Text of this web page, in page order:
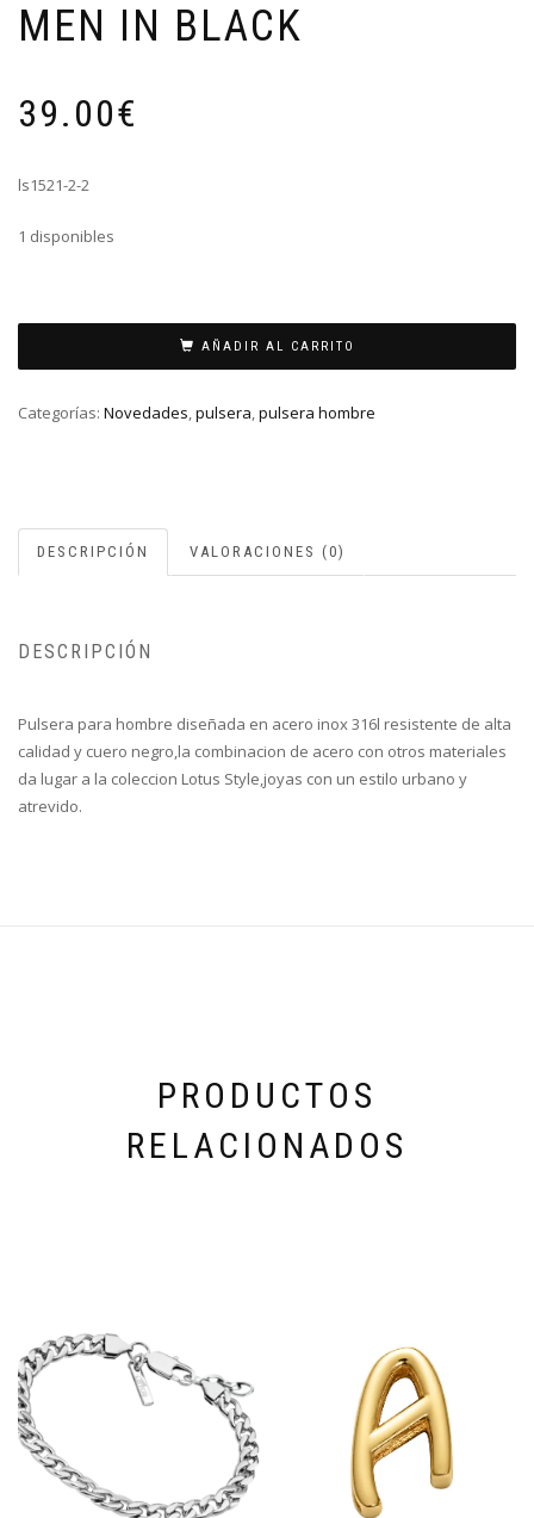
MEN IN BLACK
39.00€
ls1521-2-2
1 disponibles
STYLE
IN
AÑADIR AL CARRITO
Categorías: Novedades,pulsera,pulsera hombre
DESCRIPCIÓN VALORACIONES (0)
DESCRIPCIÓN
Pulsera para hombre diseñada en acero inox 316l resistente de alta
calidad y cuero negro,la combinacion de acero con otros materiales
da lugar a la coleccion Lotus Style,joyas con un estilo urbano y
atrevido.
PRODUCTOS
RELACIONADOS